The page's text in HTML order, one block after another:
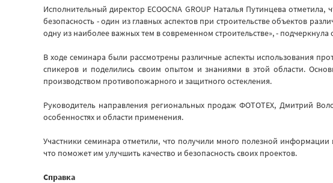
Исполнительный директор ECOOCNA GROUP Наталья Путинцева
безопасность - один из главных аспектов при строительстве объектов
одну из наиболее важных тем в современном строительстве», - подчеркнула
В ходе семинара были рассмотрены различные аспекты использования
спикеров и поделились своим опытом и знаниями в этой области.
производством противопожарного и защитного остекления.
Руководитель направления региональных продаж ФОТОТЕХ, Дмитрий
особенностях и области применения.
Участники семинара отметили, что получили много полезной
что поможет им улучшить качество и безопасность своих проектов.
Справка